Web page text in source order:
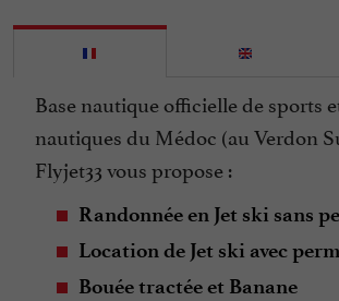
Base nautique officielle de sports
nautiques du Médoc (au Verdon
Flyjet33 vous propose :
Randonnée en Jet ski sans
Location de Jet ski avec
Bouée tractée et Banane